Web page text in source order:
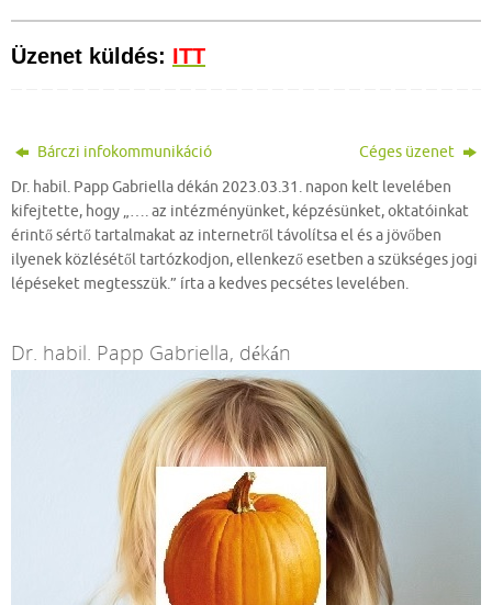
Üzenet küldés: ITT
Bárczi infokommunikáció
Céges üzenet
Dr. habil. Papp Gabriella dékán 2023.03.31. napon kelt levelében
kifejtette, hogy „…. az intézményünket, képzésünket, oktatóinkat
érintő sértő tartalmakat az internetről távolítsa el és a jövőben
ilyenek közlésétől tartózkodjon, ellenkező esetben a szükséges jogi
lépéseket megtesszük.” írta a kedves pecsétes levelében.
Dr. habil. Papp Gabriella, dékán